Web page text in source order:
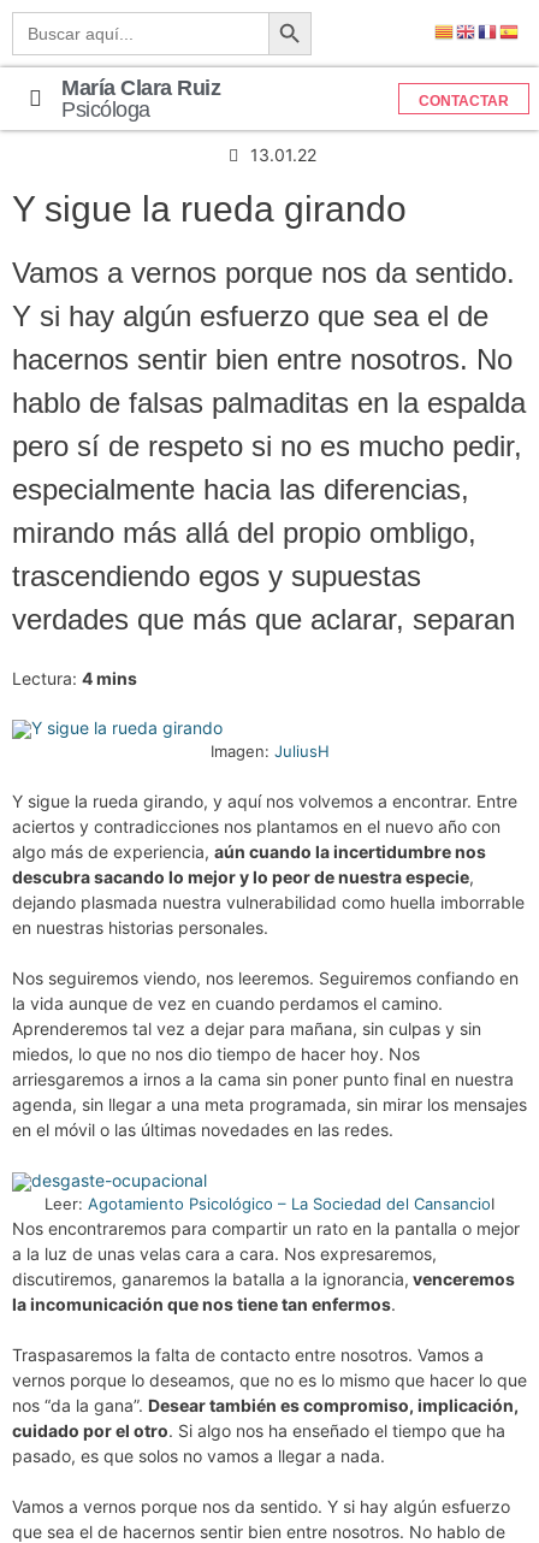
Buscar: Botón de búsqueda
María Clara Ruiz
Psicóloga
CONTACTAR
13.01.22
Y sigue la rueda girando
Vamos a vernos porque nos da sentido.
Y si hay algún esfuerzo que sea el de
hacernos sentir bien entre nosotros. No
hablo de falsas palmaditas en la espalda
pero sí de respeto si no es mucho pedir,
especialmente hacia las diferencias,
mirando más allá del propio ombligo,
trascendiendo egos y supuestas
verdades que más que aclarar, separan
Lectura: 4mins
Imagen: JuliusH
Y sigue la rueda girando, y aquí nos volvemos a encontrar. Entre
aciertos y contradicciones nos plantamos en el nuevo año con
algo más de experiencia, aún cuando la incertidumbre nos
descubra sacando lo mejor y lo peor de nuestra especie,
dejando plasmada nuestra vulnerabilidad como huella imborrable
en nuestras historias personales.
Nos seguiremos viendo, nos leeremos. Seguiremos confiando en
la vida aunque de vez en cuando perdamos el camino.
Aprenderemos tal vez a dejar para mañana, sin culpas y sin
miedos, lo que no nos dio tiempo de hacer hoy. Nos
arriesgaremos a irnos a la cama sin poner punto final en nuestra
agenda, sin llegar a una meta programada, sin mirar los mensajes
en el móvil o las últimas novedades en las redes.
Leer: Agotamiento Psicológico – La Sociedad del CansancioI
Nos encontraremos para compartir un rato en la pantalla o mejor
a la luz de unas velas cara a cara. Nos expresaremos,
discutiremos, ganaremos la batalla a la ignorancia, venceremos
la incomunicación que nos tiene tan enfermos.
Traspasaremos la falta de contacto entre nosotros. Vamos a
vernos porque lo deseamos, que no es lo mismo que hacer lo que
nos “da la gana”. Desear también es compromiso, implicación,
cuidado por el otro. Si algo nos ha enseñado el tiempo que ha
pasado, es que solos no vamos a llegar a nada.
Vamos a vernos porque nos da sentido. Y si hay algún esfuerzo
que sea el de hacernos sentir bien entre nosotros. No hablo de